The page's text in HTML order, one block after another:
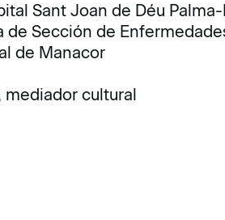
Sant Joan de Déu
de Sección de
de Manacor
mediador cultural